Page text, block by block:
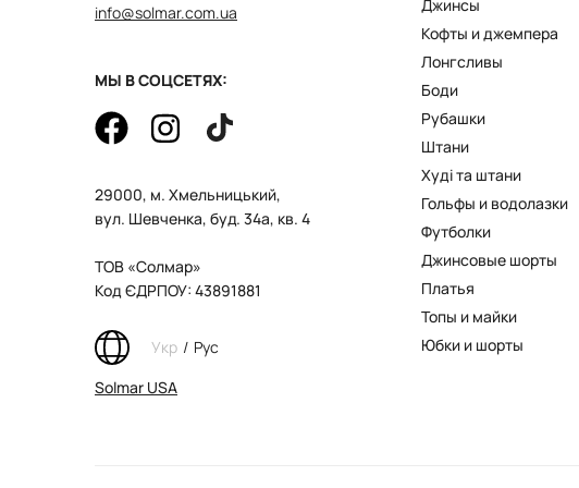
info@solmar.com.ua
МЫ В СОЦСЕТЯХ:
29000, м. Хмельницький,
вул. Шевченка, буд. 34а, кв. 4
ТОВ «Солмар»
Код ЄДРПОУ: 43891881
Укр / Рус
Solmar USA
Джинсы
Кофты и джемпера
Лонгсливы
Боди
Рубашки
Штани
Худі та штани
Гольфы и водолазки
Футболки
Джинсовые шорты
Платья
Топы и майки
Юбки и шорты